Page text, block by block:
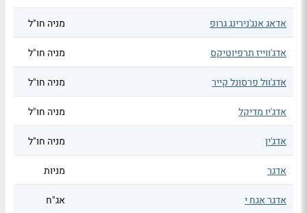
אדאג אנג'נירינג גרופ מניה חו"ל
אדג'ווייז תרפיוטיקס מניה חו"ל
אדג'וול פרסונל קייר מניה חו"ל
אדג'יו מדיקל מניה חו"ל
אדג'ין מניה חו"ל
אדגר מניות
אדגר אגח י אג"ח